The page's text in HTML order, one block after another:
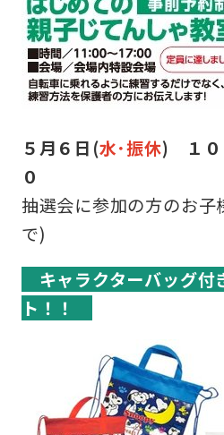
５月６日(水･振休) １０
０
抽選会に参加の方のお子
で)
キャラクターバッグ付
ト！！